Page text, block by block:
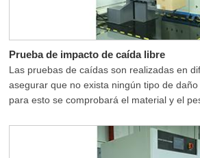
Prueba de impacto de caída libre
Las pruebas de caídas son realizadas en
asegurar que no exista ningún tipo de
para esto se comprobará el material y el